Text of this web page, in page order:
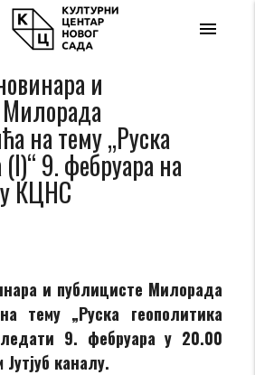
menu
и
на тему „Руска
(I)“ 9. фебруара на
КЦНС
и публицисте Милорада
тему „Руска геополитика
9. фебруара у 20.00
каналу.